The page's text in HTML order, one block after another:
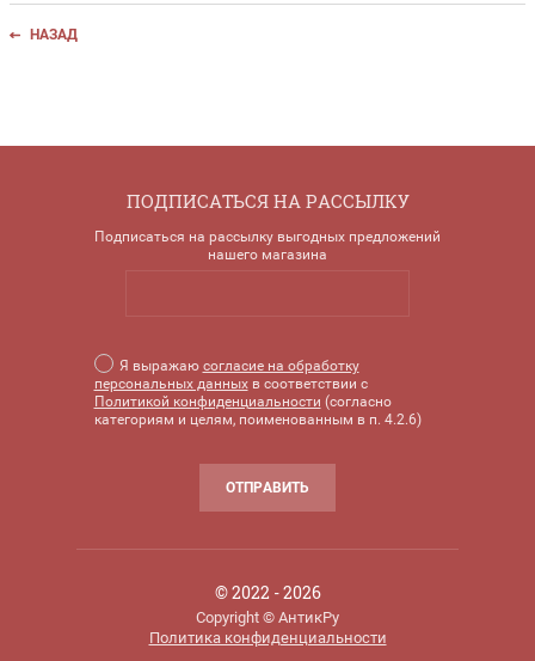
НАЗАД
ПОДПИСАТЬСЯ НА РАССЫЛКУ
Подписаться на рассылку выгодных предложений
нашего магазина
Я выражаю согласие на обработку
персональных данныхв соответствии с
Политикой конфиденциальности (согласно
категориям и целям, поименованным в п. 4.2.6)
ОТПРАВИТЬ
© 2022 - 2026
Copyright © АнтикРу
Политика конфиденциальности